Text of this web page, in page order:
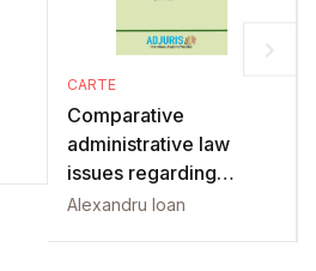
CARTE
Comparative
administrative law
issues regarding
central and local
Alexandru Ioan